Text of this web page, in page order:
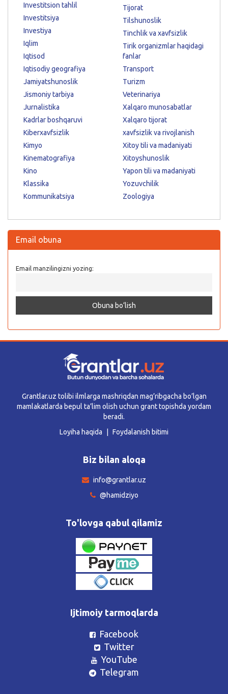
Investitsion tahlil
Investitsiya
Investiya
Iqlim
Iqtisod
Iqtisodiy geografiya
Jamiyatshunoslik
Jismoniy tarbiya
Jurnalistika
Kadrlar boshqaruvi
Kiberxavfsizlik
Kimyo
Kinematografiya
Kino
Klassika
Kommunikatsiya
Tijorat
Tilshunoslik
Tinchlik va xavfsizlik
Tirik organizmlar haqidagi
fanlar
Transport
Turizm
Veterinariya
Xalqaro munosabatlar
Xalqaro tijorat
xavfsizlik va rivojlanish
Xitoy tili va madaniyati
Xitoyshunoslik
Yapon tili va madaniyati
Yozuvchilik
Zoologiya
Email obuna
Email manzilingizni yozing:
Grantlar.uz tolibi ilmlarga mashriqdan mag’ribgacha bo’lgan
mamlakatlarda bepul ta’lim olish uchun grant topishda yordam
beradi.
Loyiha haqida
Foydalanish bitimi
Biz bilan aloqa
info@grantlar.uz
@hamidziyo
To'lovga qabul qilamiz
Ijtimoiy tarmoqlarda
Facebook
Twitter
YouTube
Telegram